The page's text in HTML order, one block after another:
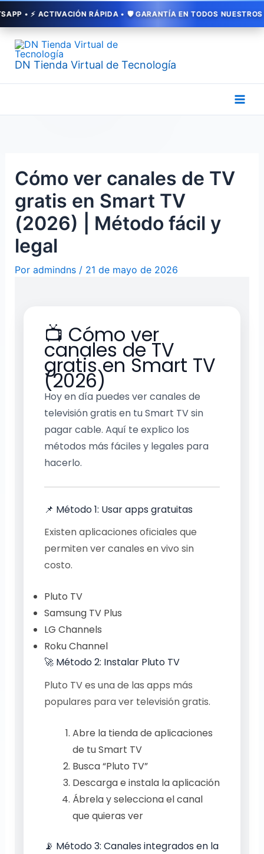
RÁPIDA • 🛡️ GARANTÍA EN TODOS
contenido
DN Tienda Virtual de Tecnología
Cómo ver canales de TV
gratis en Smart TV
(2026) | Método fácil y
legal
Por admindns / 21 de mayo de 2026
📺 Cómo ver
canales de TV
gratis en Smart TV
(2026)
Hoy en día puedes ver canales de
televisión gratis en tu Smart TV sin
pagar cable. Aquí te explico los
métodos más fáciles y legales para
hacerlo.
📌 Método 1: Usar apps gratuitas
Existen aplicaciones oficiales que
permiten ver canales en vivo sin
costo.
Pluto TV
Samsung TV Plus
LG Channels
Roku Channel
🚀 Método 2: Instalar Pluto TV
Pluto TV es una de las apps más
populares para ver televisión gratis.
Abre la tienda de aplicaciones
de tu Smart TV
Busca “Pluto TV”
Descarga e instala la aplicación
Ábrela y selecciona el canal
que quieras ver
📡 Método 3: Canales integrados en la